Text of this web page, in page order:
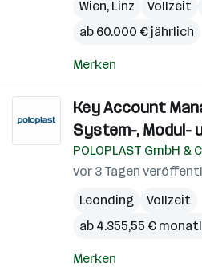
Wien, Linz Vollzeit
ab 60.000 € jährlich
Merken
Key Account
System-, Modul-
POLOPLAST GmbH &
vor 3 Tagen
Leonding
Vollzeit
ab 4.355,55 €
Merken